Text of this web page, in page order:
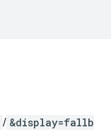
/ &display=fallb